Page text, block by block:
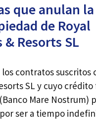
que anulan la
de Royal
Resorts SL
contratos suscritos
SL y cuyo
Mare Nostrum)
ser a tiempo